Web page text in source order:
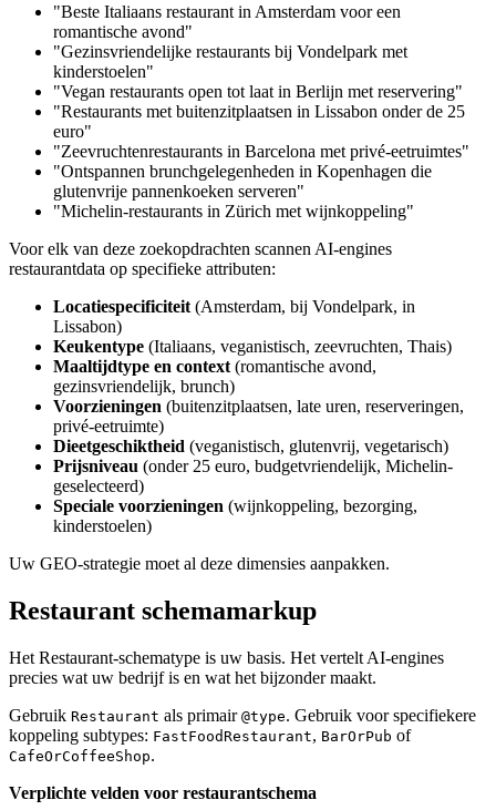
"Beste Italiaans restaurant in Amsterdam voor een
romantische avond"
"Gezinsvriendelijke restaurants bij Vondelpark met
kinderstoelen"
"Vegan restaurants open tot laat in Berlijn met reservering"
"Restaurants met buitenzitplaatsen in Lissabon onder de 25
euro"
"Zeevruchtenrestaurants in Barcelona met privé-eetruimtes"
"Ontspannen brunchgelegenheden in Kopenhagen die
glutenvrije pannenkoeken serveren"
"Michelin-restaurants in Zürich met wijnkoppeling"
Voor elk van deze zoekopdrachten scannen AI-engines
restaurantdata op specifieke attributen:
Locatiespecificiteit (Amsterdam, bij Vondelpark, in
Lissabon)
Keukentype (Italiaans, veganistisch, zeevruchten, Thais)
Maaltijdtype en context (romantische avond,
gezinsvriendelijk, brunch)
Voorzieningen (buitenzitplaatsen, late uren, reserveringen,
privé-eetruimte)
Dieetgeschiktheid (veganistisch, glutenvrij, vegetarisch)
Prijsniveau (onder 25 euro, budgetvriendelijk, Michelin-
geselecteerd)
Speciale voorzieningen (wijnkoppeling, bezorging,
kinderstoelen)
Uw GEO-strategie moet al deze dimensies aanpakken.
Restaurant schemamarkup
Het Restaurant-schematype is uw basis. Het vertelt AI-engines
precies wat uw bedrijf is en wat het bijzonder maakt.
Gebruik Restaurant als primair @type. Gebruik voor specifiekere
koppeling subtypes: FastFoodRestaurant, BarOrPub of
CafeOrCoffeeShop.
Verplichte velden voor restaurantschema